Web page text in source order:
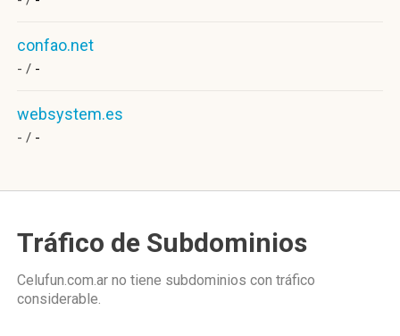
confao.net
- / -
websystem.es
- / -
Tráfico de Subdominios
Celufun.com.ar no tiene subdominios con tráfico
considerable.